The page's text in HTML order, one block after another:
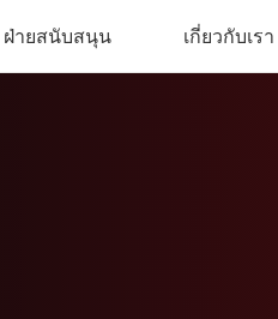
ฝ่ายสนับสนุน เกี่ยวกับเรา